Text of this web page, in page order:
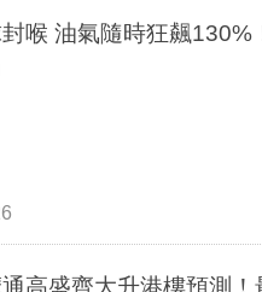
喉 油氣隨時狂飆130%
通高盛齊大升港樓預測！